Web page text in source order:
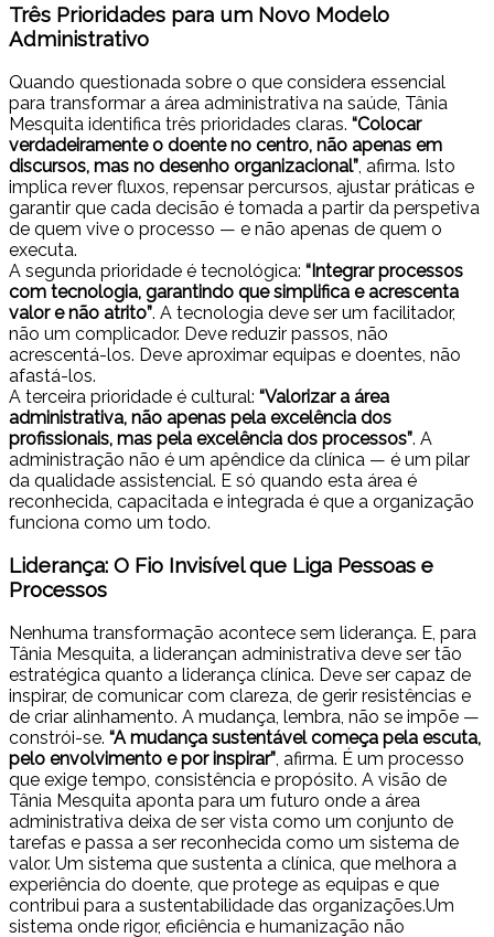
Três Prioridades para um Novo Modelo
Administrativo
Quando questionada sobre o que considera essencial
para transformar a área administrativa na saúde, Tânia
Mesquita identifica três prioridades claras. “Colocar
verdadeiramente o doente no centro, não apenas em
discursos, mas no desenho organizacional” , afirma. Isto
implica rever fluxos, repensar percursos, ajustar práticas e
garantir que cada decisão é tomada a partir da perspetiva
de quem vive o processo — e não apenas de quem o
executa.
A segunda prioridade é tecnológica: “Integrar processos
com tecnologia, garantindo que simplifica e acrescenta
valor e não atrito”. A tecnologia deve ser um facilitador,
não um complicador. Deve reduzir passos, não
acrescentá-los. Deve aproximar equipas e doentes, não
afastá-los.
A terceira prioridade é cultural: “Valorizar a área
administrativa, não apenas pela excelência dos
profissionais, mas pela excelência dos processos”. A
administração não é um apêndice da clínica — é um pilar
da qualidade assistencial. E só quando esta área é
reconhecida, capacitada e integrada é que a organização
funciona como um todo.
Liderança: O Fio Invisível que Liga Pessoas e
Processos
Nenhuma transformação acontece sem liderança. E, para
Tânia Mesquita, a liderançan administrativa deve ser tão
estratégica quanto a liderança clínica. Deve ser capaz de
inspirar, de comunicar com clareza, de gerir resistências e
de criar alinhamento. A mudança, lembra, não se impõe —
constrói-se. “A mudança sustentável começa pela escuta,
pelo envolvimento e por inspirar”, afirma. É um processo
que exige tempo, consistência e propósito. A visão de
Tânia Mesquita aponta para um futuro onde a área
administrativa deixa de ser vista como um conjunto de
tarefas e passa a ser reconhecida como um sistema de
valor. Um sistema que sustenta a clínica, que melhora a
experiência do doente, que protege as equipas e que
contribui para a sustentabilidade das organizações.Um
sistema onde rigor, eficiência e humanização não